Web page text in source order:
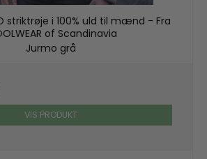
striktrøje i 100% uld til mænd - Fra
of Scandinavia
Jurmo grå
VIS PRODUKT